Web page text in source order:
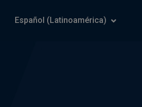
Español (Latinoamérica)